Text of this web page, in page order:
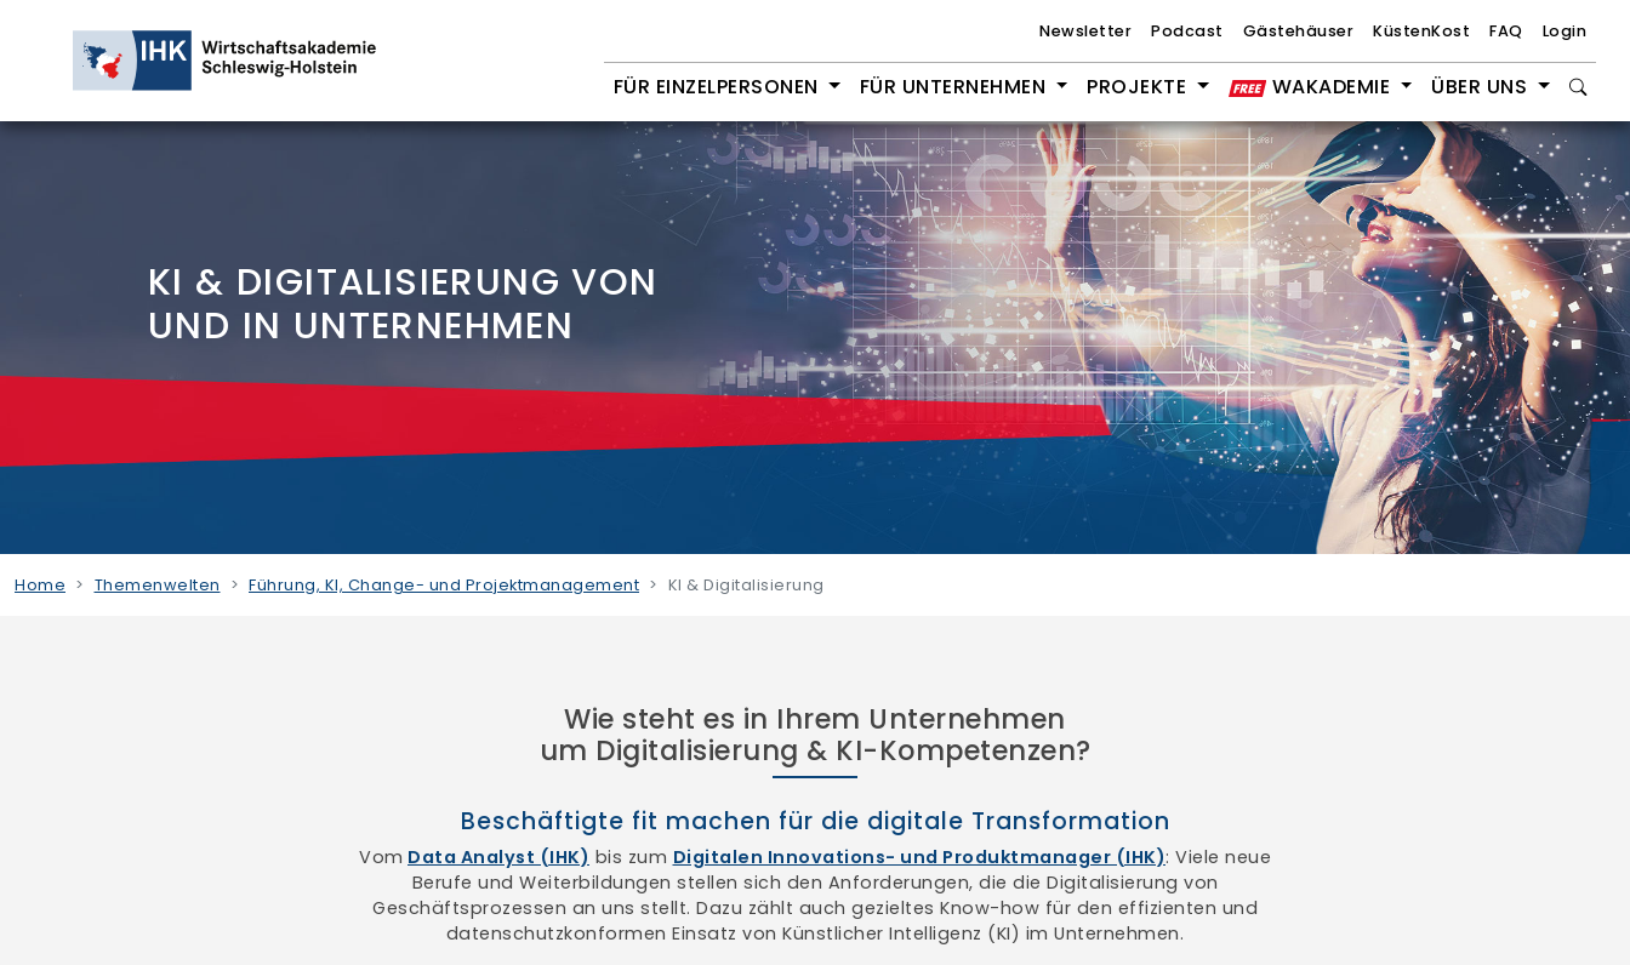
Newsletter Podcast Gästehäuser KüstenKost FAQ Login
FÜR EINZELPERSONEN FÜR UNTERNEHMEN PROJEKTE WAKADEMIE ÜBER UNS
KI & DIGITALISIERUNG VON
UND IN UNTERNEHMEN
Home Themenwelten Führung, KI, Change- und Projektmanagement KI & Digitalisierung
Wie steht es in Ihrem Unternehmen
um Digitalisierung & KI-Kompetenzen?
Beschäftigte fit machen für die digitale Transformation
Vom Data Analyst (IHK) bis zum Digitalen Innovations- und Produktmanager (IHK): Viele neue
Berufe und Weiterbildungen stellen sich den Anforderungen, die die Digitalisierung von
Geschäftsprozessen an uns stellt. Dazu zählt auch gezieltes Know-how für den effizienten und
datenschutzkonformen Einsatz von Künstlicher Intelligenz (KI) im Unternehmen.